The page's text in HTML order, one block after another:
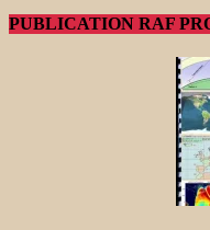
PUBLICATION RAF